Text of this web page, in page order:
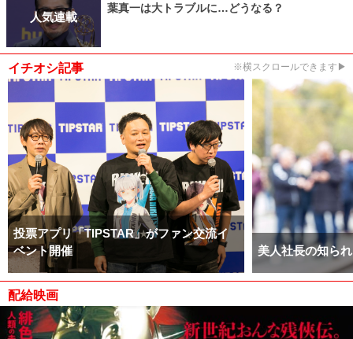
人気連載
葉真一は大トラブルに…どうなる？
イチオシ記事 ※横スクロールできます▶
投票アプリ「TIPSTAR」がファン交流イ
ベント開催
美人社長の知ら
配給映画